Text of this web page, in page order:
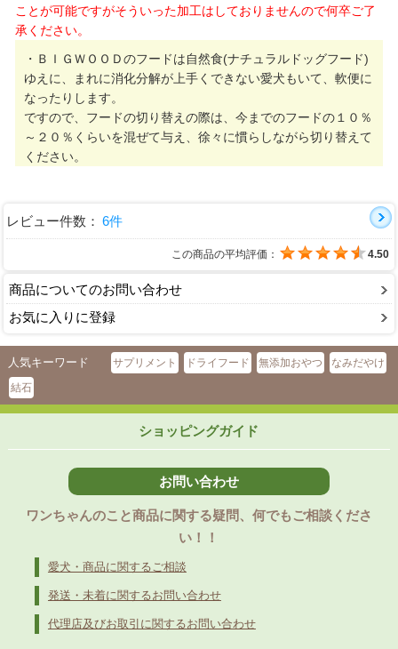
ことが可能ですがそういった加工はしておりませんので何卒ご了
承ください。
・ＢＩＧＷＯＯＤのフードは自然食(ナチュラルドッグフード)
ゆえに、まれに消化分解が上手くできない愛犬もいて、軟便に
なったりします。
ですので、フードの切り替えの際は、今までのフードの１０％
～２０％くらいを混ぜて与え、徐々に慣らしながら切り替えて
ください。
レビュー件数： 6件
この商品の平均評価： 4.50
商品についてのお問い合わせ
お気に入りに登録
人気キーワード サプリメント ドライフード 無添加おやつ
なみだやけ
結石
ショッピングガイド
お問い合わせ
ワンちゃんのこと商品に関する疑問、何でもご相談くださ
い！！
愛犬・商品に関するご相談
発送・未着に関するお問い合わせ
代理店及びお取引に関するお問い合わせ